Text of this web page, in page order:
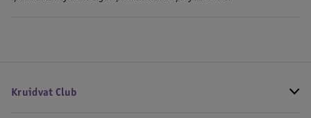
Kruidvat Club